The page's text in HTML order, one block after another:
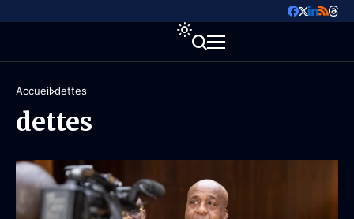
Accueil dettes
dettes